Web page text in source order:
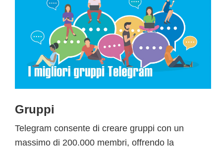
Gruppi
Telegram consente di creare gruppi con un
massimo di 200.000 membri, offrendo la